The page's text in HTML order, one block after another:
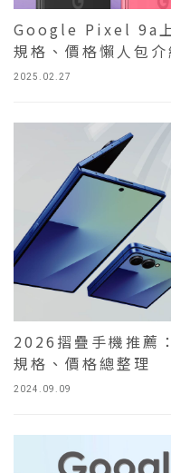
2025.02.27
Google Pixel 9a
規格、價格懶人包介
2024.09.09
2026摺疊手機推薦
規格、價格總整理